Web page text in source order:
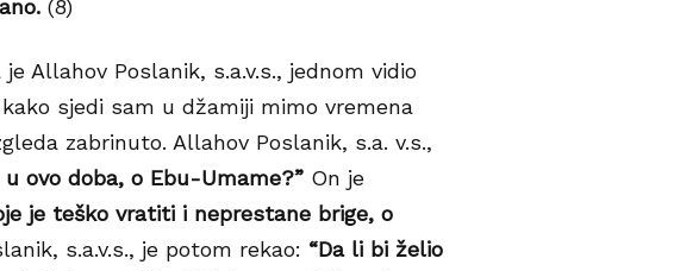
(8)
Allahov Poslanik, s.a.v.s., jednom vidio
sjedi sam u džamiji mimo vremena
zabrinuto. Allahov Poslanik, s.a. v.s.,
ovo doba, o Ebu-Umame?”On je
je teško vratiti i neprestane brige, o
s.a.v.s., je potom rekao: “Da li bi želio